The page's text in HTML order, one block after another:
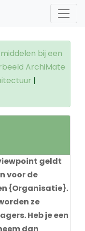
bij een
ArchiMate
|
geldt
voor de
{Organisatie}.
ze
Heb je een